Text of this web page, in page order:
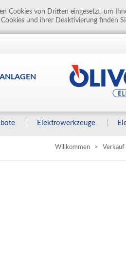
Cookies von Dritten eingesetzt, um
und ihrer Deaktivierung finden
Elektrowerkzeuge
Willkommen > Verkauf